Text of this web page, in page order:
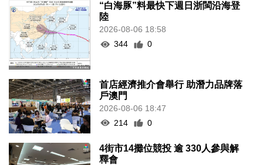
“白海豚”料最快下週日浙閩沿海登
陸
2026-08-06 18:58
344
0
首店經濟推介會舉行 助潛力品牌落
戶澳門
2026-08-06 18:47
214
0
4街市14攤位競投 逾 330人參與解
釋會